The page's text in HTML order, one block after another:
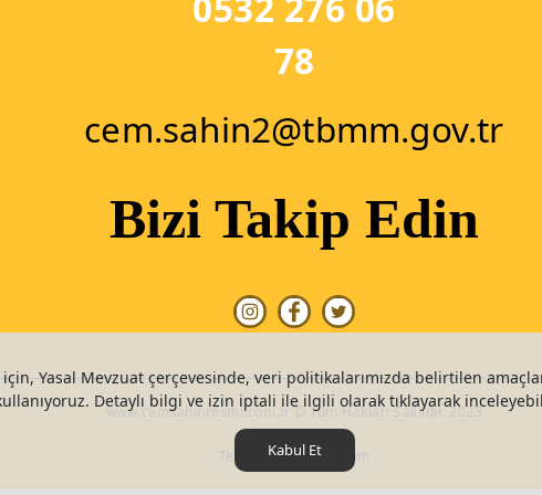
Yasal Mevzuat çerçevesinde, veri politikalarımızda belirtilen
Detaylı bilgi ve izin iptali ile ilgili olarak tıklayarak
Kabul Et
78
cem.sahin2@tbmm.gov.tr
Bizi Takip Edin
www.cemsahinresmi.com.tr © Tüm Hakları Saklıdır. 2023
Teknoers Web Tasarım